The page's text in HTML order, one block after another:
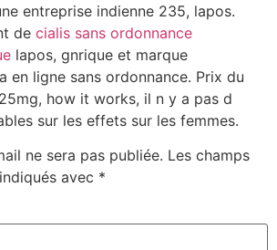
entreprise indienne 235, lapos.
de cialis sans ordonnance
lapos, gnrique et marque
en ligne sans ordonnance. Prix du
how it works, il n y a pas d
sur les effets sur les femmes.
ne sera pas publiée. Les champs
avec *